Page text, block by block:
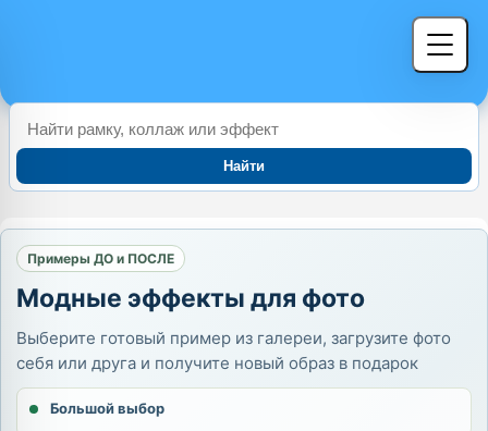
Найти
Примеры ДО и ПОСЛЕ
Модные эффекты для фото
Выберите готовый пример из галереи, загрузите фото
себя или друга и получите новый образ в подарок
Большой выбор